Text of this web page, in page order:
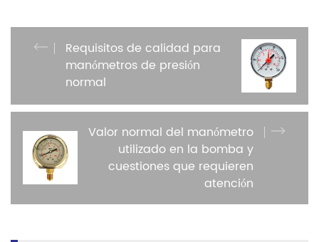
Requisitos de calidad para
manómetros de presión
normal
Valor normal del manómetro
utilizado en la bomba y
cuestiones que requieren
atención